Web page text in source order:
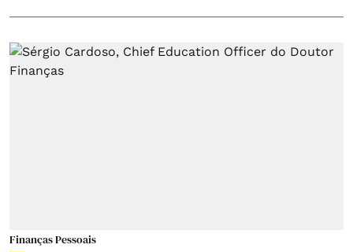
Finanças Pessoais